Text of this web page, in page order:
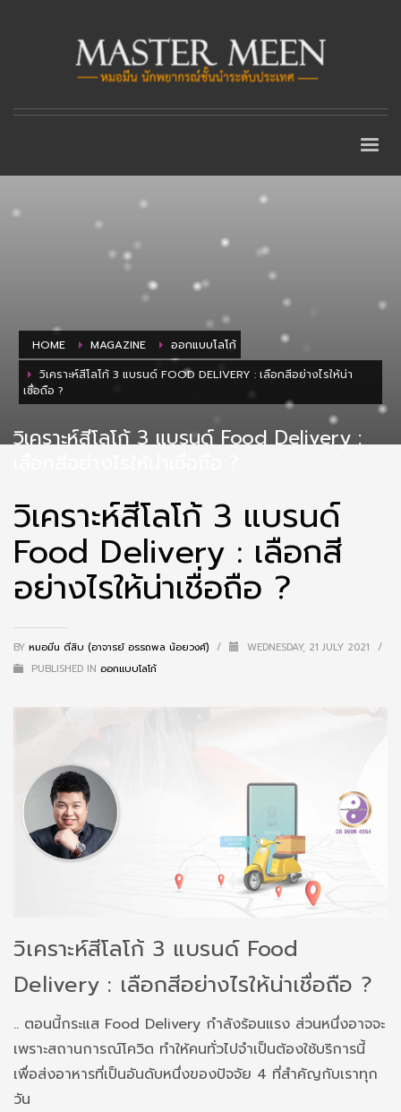
HOME MAGAZINE
ออกแบบโลโก้
วิเคราะห์สีโลโก้ 3 แบรนด์ FOOD DELIVERY : เลือกสีอย่างไรให้น่า
เชื่อถือ ?
วิเคราะห์สีโลโก้ 3 แบรนด์ Food Delivery :
วิเคราะห์สีโลโก้ 3 แบรนด์
Food Delivery : เลือกสี
อย่างไรให้น่าเชื่อถือ ?
BY หมอมีน ตีสิบ (อาจารย์ อรรถพล น้อยวงศ์) / WEDNESDAY, 21 JULY 2021 /
PUBLISHED IN ออกแบบโลโก้
วิเคราะห์สีโลโก้ 3 แบรนด์ Food
Delivery : เลือกสีอย่างไรให้น่าเชื่อถือ ?
.. ตอนนี้กระแส Food Delivery กำลังร้อนแรง ส่วนหนึ่งอาจจะ
เพราะสถานการณ์โควิด ทำให้คนทั่วไปจำเป็นต้องใช้บริการนี้
เพื่อส่งอาหารที่เป็นอันดับหนึ่งของปัจจัย 4 ที่สำคัญกับเราทุก
วัน